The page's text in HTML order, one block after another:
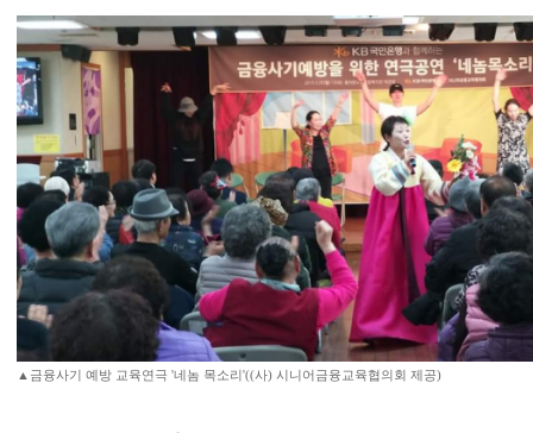
▲금융사기 예방 교육연극 '네놈 목소리'((사) 시니어금융교육협의회 제공)